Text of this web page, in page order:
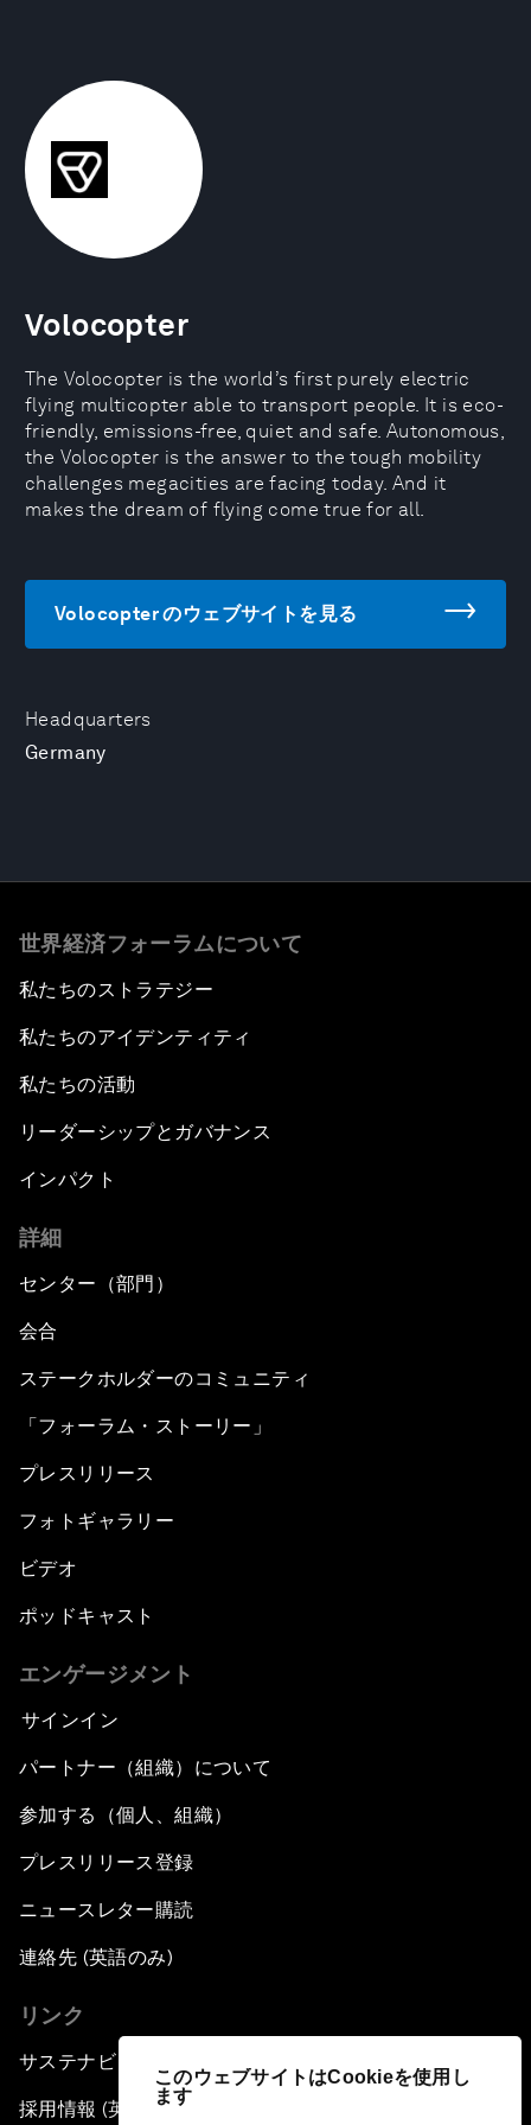
このウェブサイトはCookieを使用し
ます
Headquarters
Germany
Volocopter
The Volocopter is the world’s first purely electric
flying multicopter able to transport people. It is eco-
friendly, emissions-free, quiet and safe. Autonomous,
the Volocopter is the answer to the tough mobility
challenges megacities are facing today. And it
makes the dream of flying come true for all.
Volocopter のウェブサイトを見る
世界経済フォーラムについて
私たちのストラテジー
私たちのアイデンティティ
私たちの活動
リーダーシップとガバナンス
インパクト
詳細
センター（部門）
会合
ステークホルダーのコミュニティ
「フォーラム・ストーリー」
プレスリリース
フォトギャラリー
ビデオ
ポッドキャスト
エンゲージメント
サインイン
パートナー（組織）について
参加する（個人、組織）
プレスリリース登録
ニュースレター購読
連絡先 (英語のみ)
リンク
サステナビリティへの取り組み
採用情報 (英語のみ)